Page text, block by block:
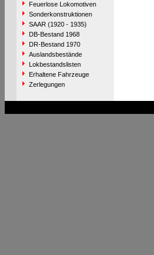
Feuerlose Lokomotiven
Sonderkonstruktionen
SAAR (1920 - 1935)
DB-Bestand 1968
DR-Bestand 1970
Auslandsbestände
Lokbestandslisten
Erhaltene Fahrzeuge
Zerlegungen